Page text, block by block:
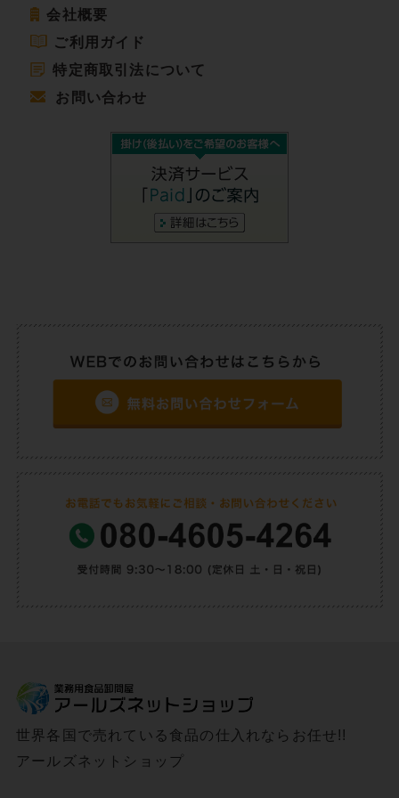
会社概要
ご利用ガイド
特定商取引法について
お問い合わせ
世界各国で売れている食品の仕入れならお任せ!!
アールズネットショップ